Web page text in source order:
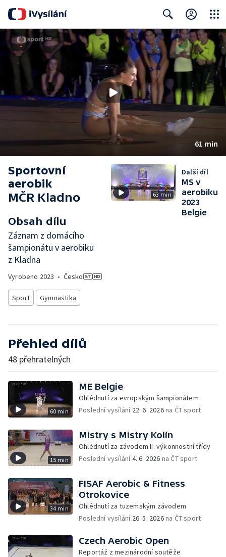
Search Close
61 min
Sportovní
aerobik
MČR Kladno
Obsah dílu
Záznam z domácího
šampionátu v aerobiku
z Kladna
Vyrobeno 2023 • Česko
Sport Gymnastika
63 min
Další díl
MS v
aerobiku
2023
Belgie
Přehled dílů
48 přehratelných
60 min
ME Belgie
Ohlédnutí za evropským šampionátem
Poslední vysílání 22. 6. 2026na ČT sport
15 min
Mistry s Mistry Kolín
Ohlédnutí za závodem II. výkonnostní třídy
Poslední vysílání4. 6. 2026 na ČT sport
34 min
FISAF Aerobic & Fitness
Otrokovice
Ohlédnutí za tuzemským závodem
Poslední vysílání 26. 5. 2026na ČT sport
Czech Aerobic Open
Reportáž z mezinárodní soutěže